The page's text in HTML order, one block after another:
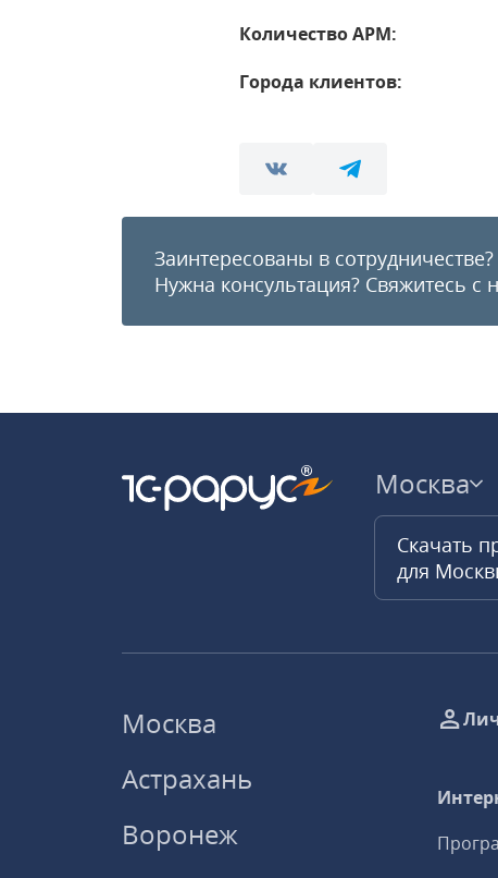
Количество АРМ:
Города клиентов:
Заинтересованы в сотрудничестве?
Нужна консультация? Свяжитесь с
Москва
Скачать
для
Москва
Астрахань
Воронеж